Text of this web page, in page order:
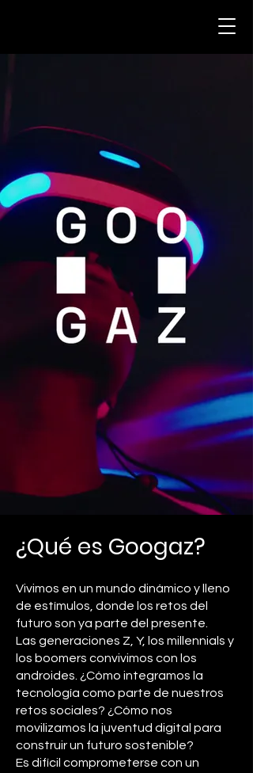
¿Qué es Googaz?
Vivimos en un mundo dinámico y lleno
de estímulos, donde los retos del
futuro son ya parte del presente.
Las generaciones Z, Y, los millennials y
los boomers convivimos con los
androides. ¿Cómo integramos la
tecnología como parte de nuestros
retos sociales? ¿Cómo nos
movilizamos la juventud digital para
construir un futuro sostenible?
Es difícil comprometerse con un